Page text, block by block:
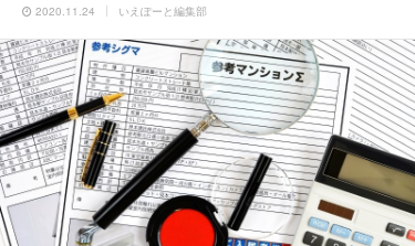
2020.11.24 いえぽーと編集部